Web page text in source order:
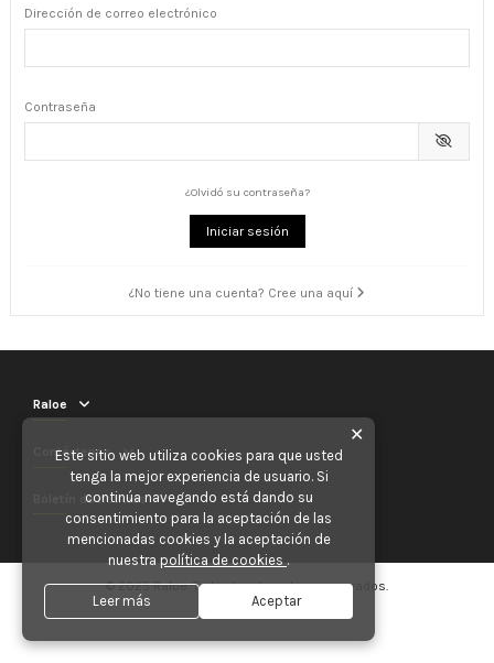
Dirección de correo electrónico
Contraseña
¿Olvidó su contraseña?
Iniciar sesión
¿No tiene una cuenta? Cree una aquí
Raloe
Contáctenos
Boletín de noticias
© 2025 Raloe. Todos los derechos reservados.
✕
Este sitio web utiliza cookies para que usted
tenga la mejor experiencia de usuario. Si
continúa navegando está dando su
consentimiento para la aceptación de las
mencionadas cookies y la aceptación de
nuestra política de cookies .
Leer más Aceptar